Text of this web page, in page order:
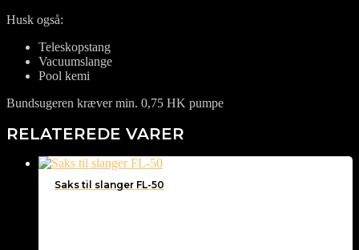
Husk også:
Teleskopstang
Vacuumslange
Pool kemi
Bundsugeren kræver min. 0,75 HK pumpe
RELATEREDE VARER
Saks til slanger FL-50